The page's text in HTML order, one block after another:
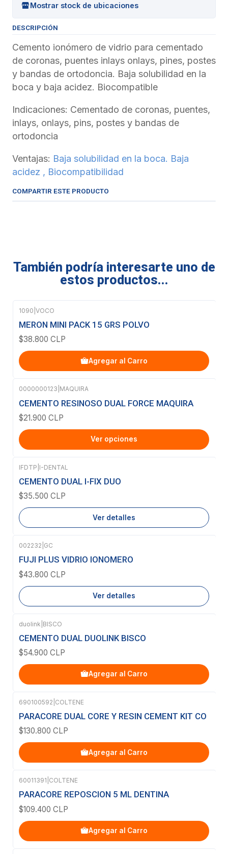
Mostrar stock de ubicaciones
DESCRIPCIÓN
Cemento ionómero de vidrio para cementado
de coronas, puentes inlays onlays, pines, postes
y bandas de ortodoncia. Baja solubilidad en la
boca y baja acidez. Biocompatible
Indicaciones: Cementado de coronas, puentes,
inlays, onlays, pins, postes y bandas de
ortodoncia
Ventajas: Baja solubilidad en la boca. Baja
acidez , Biocompatibilidad
COMPARTIR ESTE PRODUCTO
También podría interesarte uno de
estos productos...
1090 VOCO
MERON MINI PACK 15 GRS POLVO
$38.800 CLP
Agregar al Carro
0000000123 MAQUIRA
CEMENTO RESINOSO DUAL FORCE MAQUIRA
$21.900 CLP
Ver opciones
Agotado
IFDTP I-DENTAL
CEMENTO DUAL I-FIX DUO
$35.500 CLP
Ver detalles
Agotado
002232 GC
FUJI PLUS VIDRIO IONOMERO
$43.800 CLP
Ver detalles
duolink BISCO
CEMENTO DUAL DUOLINK BISCO
$54.900 CLP
Agregar al Carro
690100592 COLTENE
PARACORE DUAL CORE Y RESIN CEMENT KIT CO
$130.800 CLP
Agregar al Carro
60011391 COLTENE
PARACORE REPOSCION 5 ML DENTINA
$109.400 CLP
Agregar al Carro